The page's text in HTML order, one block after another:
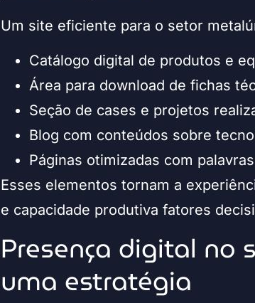
Um site eficiente para o setor
Catálogo digital de produtos e
Área para download de fichas
Seção de cases e projetos
Blog com conteúdos sobre
Páginas otimizadas com
Esses elementos tornam a
e capacidade produtiva fatores
Presença digital no
uma estratégia